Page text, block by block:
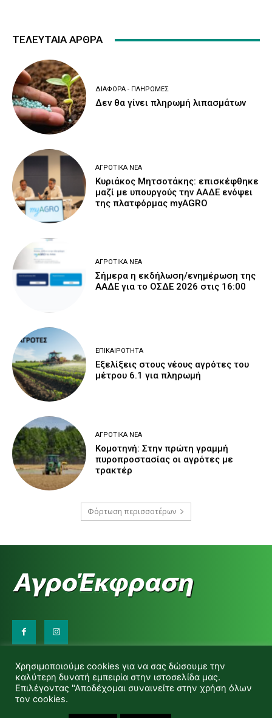
ΤΕΛΕΥΤΑΙΑ ΑΡΘΡΑ
ΔΙΆΦΟΡΑ - ΠΛΗΡΩΜΈΣ
Δεν θα γίνει πληρωμή λιπασμάτων
ΑΓΡΟΤΙΚΆ ΝΈΑ
Κυριάκος Μητσοτάκης: επισκέφθηκε
μαζί με υπουργούς την ΑΑΔΕ ενόψει
της πλατφόρμας myAGRO
ΑΓΡΟΤΙΚΆ ΝΈΑ
Σήμερα η εκδήλωση/ενημέρωση της
ΑΑΔΕ για το ΟΣΔΕ 2026 στις 16:00
ΕΠΙΚΑΙΡΌΤΗΤΑ
Εξελίξεις στους νέους αγρότες του
μέτρου 6.1 για πληρωμή
ΑΓΡΟΤΙΚΆ ΝΈΑ
Κομοτηνή: Στην πρώτη γραμμή
πυροπροστασίας οι αγρότες με
τρακτέρ
Φόρτωση περισσοτέρων
d.makas@yahoo.gr
info@agrofitro.gr
Μακάς Ντίνος
Χρησιμοποιούμε cookies για να σας δώσουμε την
καλύτερη δυνατή εμπειρία στην ιστοσελίδα μας.
Επιλέγοντας "Αποδέχομαι συναινείτε στην χρήση όλων
τον cookies.